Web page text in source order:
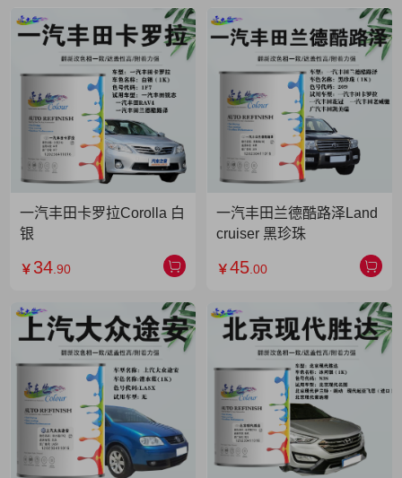
一汽丰田卡罗拉Corolla 白
银
￥ 34 .90
一汽丰田兰德酷路泽Land
cruiser 黑珍珠
￥45 .00